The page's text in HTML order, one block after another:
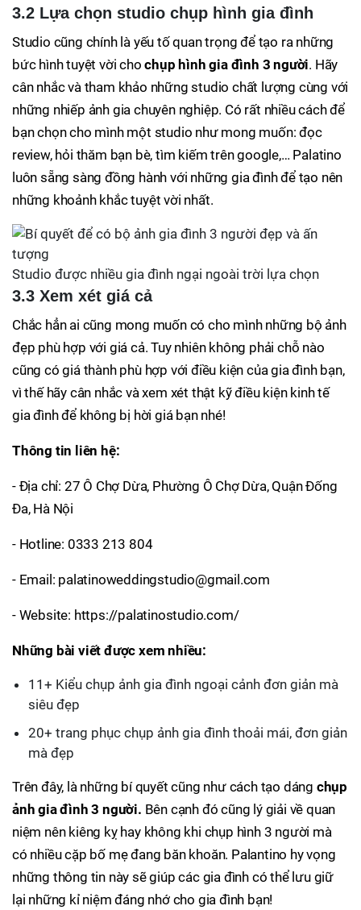
3.2 Lựa chọn studio chụp hình gia đình
Studio cũng chính là yếu tố quan trọng để tạo ra những
bức hình tuyệt vời chochụp hình gia đình 3 người. Hãy
cân nhắc và tham khảo những studio chất lượng cùng với
những nhiếp ảnh gia chuyên nghiệp. Có rất nhiều cách để
bạn chọn cho mình một studio như mong muốn: đọc
review, hỏi thăm bạn bè, tìm kiếm trên google,… Palatino
luôn sẵng sàng đồng hành với những gia đình để tạo nên
những khoảnh khắc tuyệt vời nhất.
Studio được nhiều gia đình ngại ngoài trời lựa chọn
3.3 Xem xét giá cả
Chắc hẳn ai cũng mong muốn có cho mình những bộ ảnh
đẹp phù hợp với giá cả. Tuy nhiên không phải chỗ nào
cũng có giá thành phù hợp với điều kiện của gia đình bạn,
vì thế hãy cân nhắc và xem xét thật kỹ điều kiện kinh tế
gia đình để không bị hời giá bạn nhé!
Thông tin liên hệ:
- Địa chỉ: 27 Ô Chợ Dừa, Phường Ô Chợ Dừa, Quận Đống
Đa, Hà Nội
- Hotline: 0333 213 804
- Email: palatinoweddingstudio@gmail.com
- Website: https://palatinostudio.com/
Những bài viết được xem nhiều:
11+ Kiểu chụp ảnh gia đình ngoại cảnh đơn giản mà
siêu đẹp
20+ trang phục chụp ảnh gia đình thoải mái, đơn giản
mà đẹp
Trên đây, là những bí quyết cũng như cách tạo dáng chụp
ảnh gia đình 3 người. Bên cạnh đó cũng lý giải về quan
niệm nên kiêng kỵ hay không khi chụp hình 3 người mà
có nhiều cặp bố mẹ đang băn khoăn. Palantino hy vọng
những thông tin này sẽ giúp các gia đình có thể lưu giữ
lại những kỉ niệm đáng nhớ cho gia đình bạn!